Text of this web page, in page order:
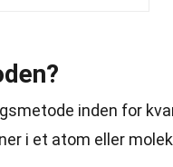
inden for
i et atom eller